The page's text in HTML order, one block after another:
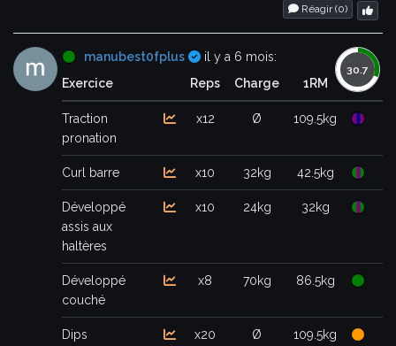
Réagir (0)
manubest0fplus Certifié
il y a 6 mois:
Exercice
Reps Charge 1RM
Traction
pronation
x12 Ø 109.5kg
Curl barre x10 32kg 42.5kg
Développé
assis aux
haltères
x10 24kg 32kg
Développé
couché
x8 70kg 86.5kg
Dips x20 Ø 109.5kg